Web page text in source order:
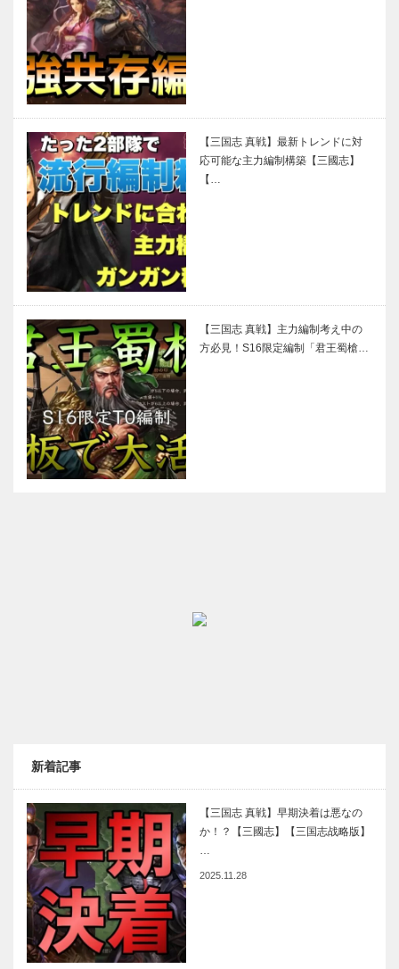
【三国志 真戦】最新トレンドに対
応可能な主力編制構築【三國志】
【…
【三国志 真戦】主力編制考え中の
方必見！S16限定編制「君王蜀槍…
新着記事
【三国志 真戦】早期決着は悪なの
か！？【三國志】【三国志战略版】
…
2025.11.28